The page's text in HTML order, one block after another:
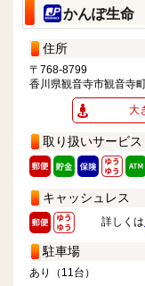
かんぽ生命
住所
〒768-8799
香川県観音寺市観音寺
大
取り扱いサービス
キャッシュレス
詳しくは
駐車場
あり（11台）